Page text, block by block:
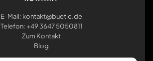
E-Mail: kontakt@buetic.de
Telefon: +49 3647 5050811
Zum Kontakt
Blog